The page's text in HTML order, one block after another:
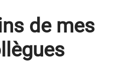
de mes